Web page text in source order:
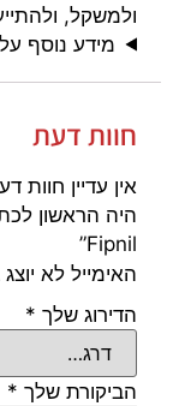
ולמשקל,
מידע נוסף
חוות דעת
אין עדיין חוות
היה הראשון
Fipnil”
האימייל לא
הדירוג שלך *
הביקורת שלך *